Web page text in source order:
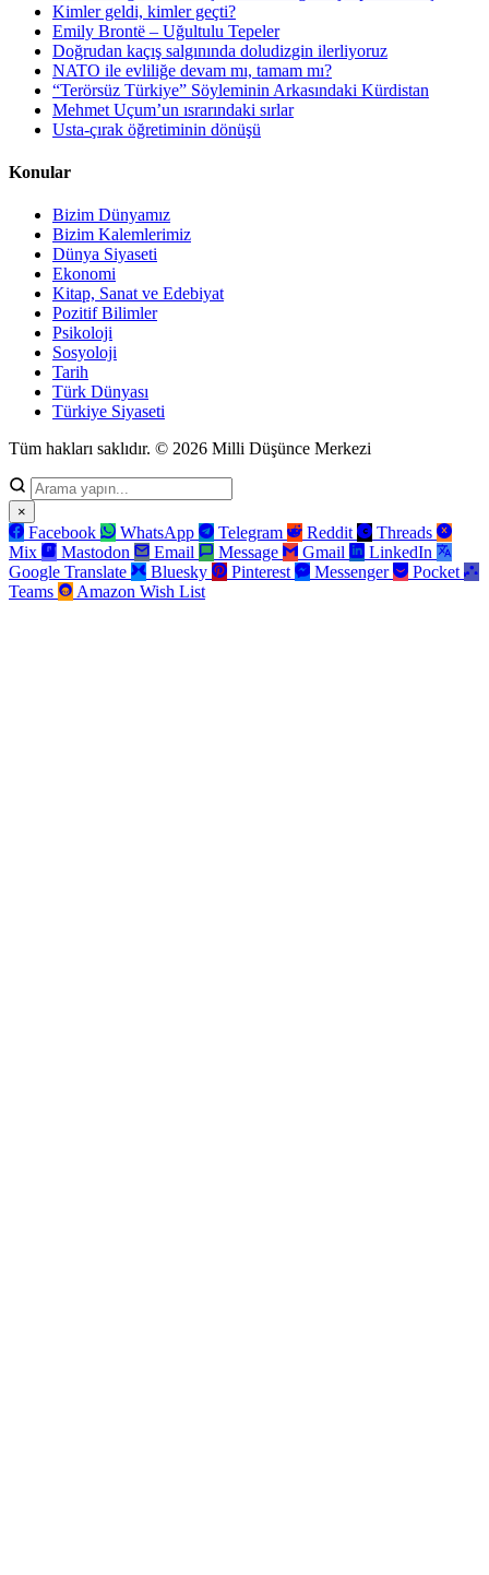
Kimler geldi, kimler geçti?
Emily Brontë – Uğultulu Tepeler
Doğrudan kaçış salgınında doludizgin ilerliyoruz
NATO ile evliliğe devam mı, tamam mı?
“Terörsüz Türkiye” Söyleminin Arkasındaki Kürdistan
Mehmet Uçum’un ısrarındaki sırlar
Usta-çırak öğretiminin dönüşü
Konular
Bizim Dünyamız
Bizim Kalemlerimiz
Dünya Siyaseti
Ekonomi
Kitap, Sanat ve Edebiyat
Pozitif Bilimler
Psikoloji
Sosyoloji
Tarih
Türk Dünyası
Türkiye Siyaseti
Tüm hakları saklıdır. © 2026 Milli Düşünce Merkezi
×
Facebook WhatsApp Telegram Reddit
Threads
Mix
Mastodon Email Message Gmail
LinkedIn
Google Translate
Bluesky Pinterest Messenger
Pocket
Teams
Amazon Wish List